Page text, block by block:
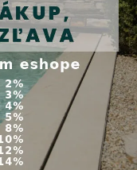
Packeta (3000+
Tovar je možné po
osobne v našom
je ZADARMO pri
môžete realizovať
na účet alebo